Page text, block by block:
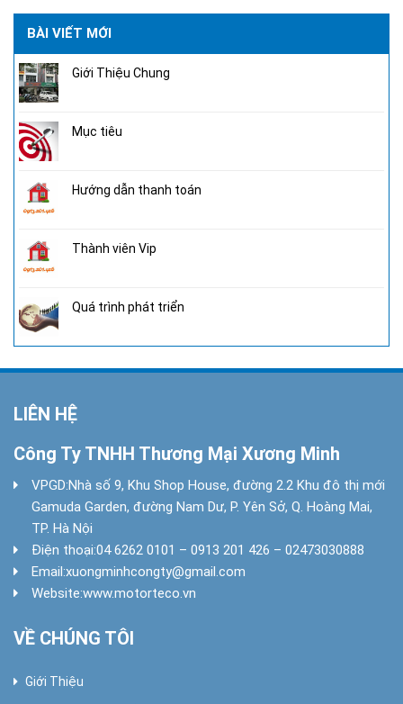
BÀI VIẾT MỚI
Giới Thiệu Chung
Mục tiêu
Hướng dẫn thanh toán
Thành viên Vip
Quá trình phát triển
LIÊN HỆ
Công Ty TNHH Thương Mại Xương Minh
VPGD:Nhà số 9, Khu Shop House, đường 2.2 Khu đô thị mới
Gamuda Garden, đường Nam Dư, P. Yên Sở, Q. Hoàng Mai,
TP. Hà Nội
Điện thoại:04 6262 0101 – 0913 201 426 – 02473030888
Email:xuongminhcongty@gmail.com
Website:www.motorteco.vn
VỀ CHÚNG TÔI
Giới Thiệu